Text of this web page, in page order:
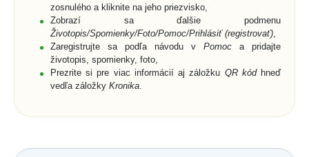
zosnulého a kliknite na jeho priezvisko,
Zobrazí sa ďalšie podmenu
Životopis/Spomienky/Foto/Pomoc/Prihlásiť (registrovať)
Zaregistrujte sa podľa návodu v Pomoc a pridajte
životopis, spomienky, foto,
Prezrite si pre viac informácií aj záložku QR kódhneď
vedľa záložky Kronika